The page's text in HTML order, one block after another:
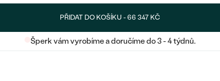
PŘIDAT DO KOŠÍKU -66 347 KČ
Šperk vám vyrobíme a doručíme do 3 - 4 týdnů.